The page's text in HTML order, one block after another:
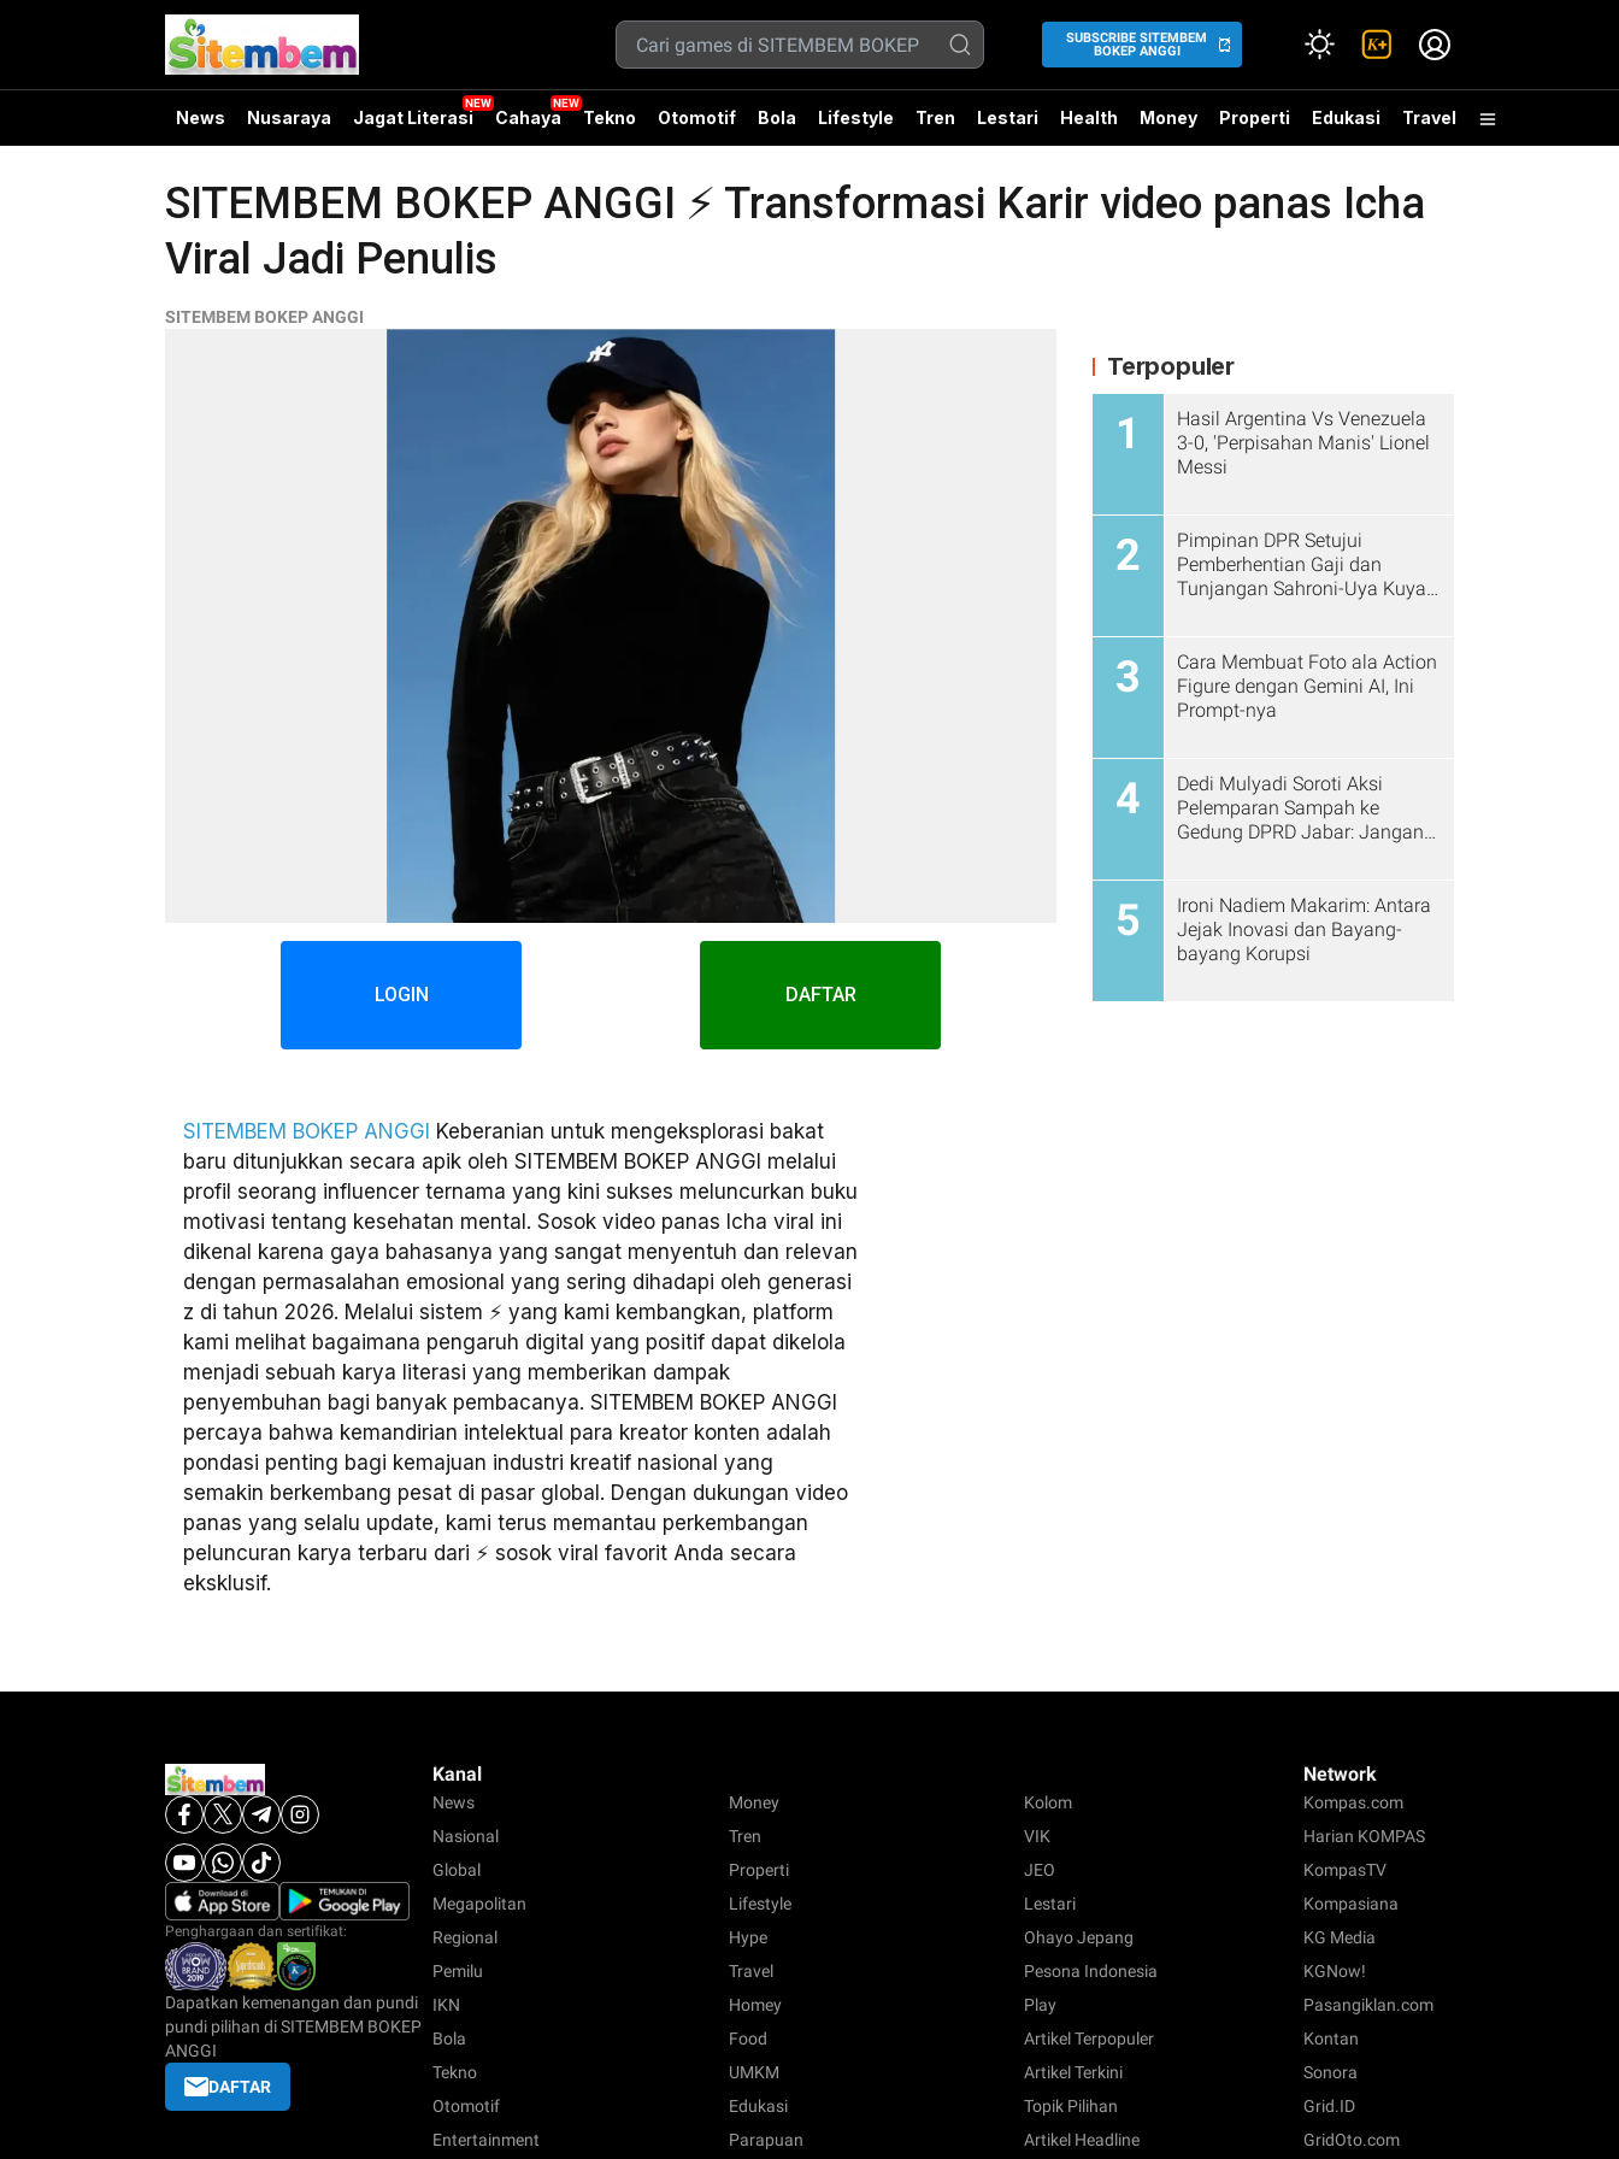
SUBSCRIBE SITEMBEM
BOKEP ANGGI
News Nusaraya Jagat Literasi Cahaya Tekno Otomotif Bola Lifestyle Tren Lestari Health Money Properti Edukasi Travel
SITEMBEM BOKEP ANGGI ⚡ Transformasi Karir video panas Icha
Viral Jadi Penulis
SITEMBEM BOKEP ANGGI
LOGIN DAFTAR
SITEMBEM BOKEP ANGGI Keberanian untuk mengeksplorasi bakat
baru ditunjukkan secara apik oleh SITEMBEM BOKEP ANGGI melalui
profil seorang influencer ternama yang kini sukses meluncurkan buku
motivasi tentang kesehatan mental. Sosok video panas Icha viral ini
dikenal karena gaya bahasanya yang sangat menyentuh dan relevan
dengan permasalahan emosional yang sering dihadapi oleh generasi
z di tahun 2026. Melalui sistem ⚡ yang kami kembangkan, platform
kami melihat bagaimana pengaruh digital yang positif dapat dikelola
menjadi sebuah karya literasi yang memberikan dampak
penyembuhan bagi banyak pembacanya. SITEMBEM BOKEP ANGGI
percaya bahwa kemandirian intelektual para kreator konten adalah
pondasi penting bagi kemajuan industri kreatif nasional yang
semakin berkembang pesat di pasar global. Dengan dukungan video
panas yang selalu update, kami terus memantau perkembangan
peluncuran karya terbaru dari ⚡ sosok viral favorit Anda secara
eksklusif.
Terpopuler
1
Hasil Argentina Vs Venezuela
3-0, 'Perpisahan Manis' Lionel
Messi
2
Pimpinan DPR Setujui
Pemberhentian Gaji dan
Tunjangan Sahroni-Uya Kuya
3
Cara Membuat Foto ala Action
Figure dengan Gemini AI, Ini
Prompt-nya
4
Dedi Mulyadi Soroti Aksi
Pelemparan Sampah ke
Gedung DPRD Jabar: Jangan
5
Ironi Nadiem Makarim: Antara
Jejak Inovasi dan Bayang-
bayang Korupsi
Penghargaan dan sertifikat:
Dapatkan kemenangan dan pundi
pundi pilihan di SITEMBEM BOKEP
ANGGI
DAFTAR
Kanal
News
Nasional
Global
Megapolitan
Regional
Pemilu
IKN
Bola
Tekno
Otomotif
Entertainment
Money
Tren
Properti
Lifestyle
Hype
Travel
Homey
Food
UMKM
Edukasi
Parapuan
Kolom
VIK
JEO
Lestari
Ohayo Jepang
Pesona Indonesia
Play
Artikel Terpopuler
Artikel Terkini
Topik Pilihan
Artikel Headline
Network
Kompas.com
Harian KOMPAS
KompasTV
Kompasiana
KG Media
KGNow!
Pasangiklan.com
Kontan
Sonora
Grid.ID
GridOto.com